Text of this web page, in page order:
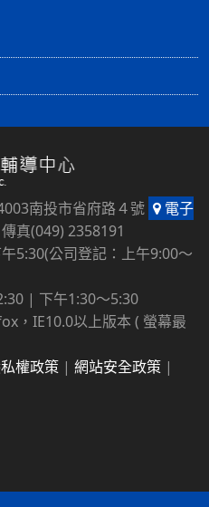
南投市省府路４號
電子
真(049) 2358191
5:30(公司登記：上午9:00～
| 下午1:30～5:30
，IE10.0以上版本 ( 螢幕最
權政策 | 網站安全政策 |